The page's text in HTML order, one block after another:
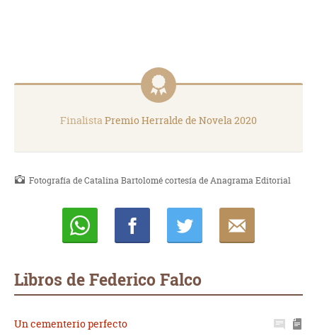
Finalista Premio Herralde de Novela 2020
Fotografía de Catalina Bartolomé cortesía de Anagrama Editorial
Libros de Federico Falco
Un cementerio perfecto